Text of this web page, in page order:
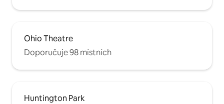
Ohio Theatre
Doporučuje 98 místních
Huntington Park